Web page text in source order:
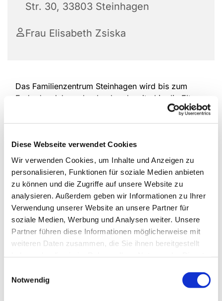
Diese Webseite verwendet Cookies
Wir verwenden Cookies, um Inhalte und Anzeigen zu
personalisieren, Funktionen für soziale Medien anbieten
zu können und die Zugriffe auf unsere Website zu
analysieren. Außerdem geben wir Informationen zu Ihrer
Verwendung unserer Website an unsere Partner für
soziale Medien, Werbung und Analysen weiter. Unsere
Partner führen diese Informationen möglicherweise mit
weiteren Daten zusammen, die Sie ihnen bereitgestellt
Notwendig
Str. 30, 33803 Steinhagen
Frau Elisabeth Zsiska
Das Familienzentrum Steinhagen wird bis zum
Ende des Jahres durchgehend weiterhin die Eltern-
Kind-Spielgruppen in der Altersspanne von 6
Monaten bis ca. 2,5 Jahre am Freitag anbieten.
Eine Anmeldung ist notwendig, damit wir planen
Frau Elisabeth Zsiska, Tel.: 05204 / 88 82 13